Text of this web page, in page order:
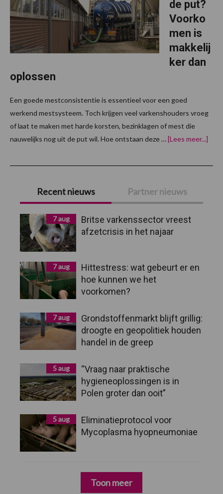
de put?
Voorko
men is
makkelij
ker dan
oplossen
Een goede mestconsistentie is essentieel voor een goed
werkend mestsysteem. Toch krijgen veel varkenshouders vroeg
of laat te maken met harde korsten, bezinklagen of mest die
nauwelijks nog uit de put wil. Hoe ontstaan deze …[Lees meer...]
Primaire
Sidebar
Recent nieuws Partner nieuws
7 aug
Britse varkenssector vreest
afzetcrisis in het najaar
7 aug
Hittestress: wat gebeurt er en
hoe kunnen we het
voorkomen?
7 aug
Grondstoffenmarkt blijft grillig:
droogte en geopolitiek houden
handel in de greep
5 aug
“Vraag naar praktische
hygieneoplossingen is in
Polen groter dan ooit”
5 aug
Eliminatieprotocol voor
Mycoplasma hyopneumoniae
Toon meer